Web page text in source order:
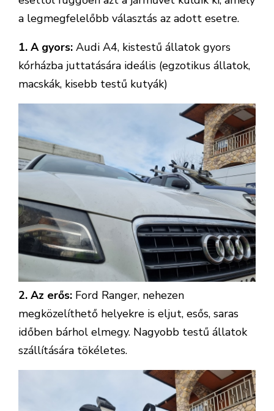
a legmegfelelőbb választás az adott esetre.
1. A gyors: Audi A4, kistestű állatok gyors
kórházba juttatására ideális (egzotikus állatok,
macskák, kisebb testű kutyák)
2. Az erős: Ford Ranger, nehezen
megközelíthető helyekre is eljut, esős, saras
időben bárhol elmegy. Nagyobb testű állatok
szállítására tökéletes.